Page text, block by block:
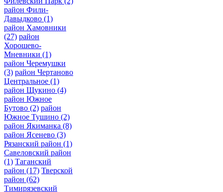
район Фили-
Давыдково (1)
район Хамовники
(27) район
Хорошево-
Мневники (1)
район Черемушки
(3) район Чертаново
Центральное (1)
район Щукино (4)
район Южное
Бутово (2) район
Южное Тушино (2)
район Якиманка (8)
район Ясенево (3)
Рязанский район (1)
Савеловский район
(1) Таганский
район (17) Тверской
район (62)
Тимирязевский